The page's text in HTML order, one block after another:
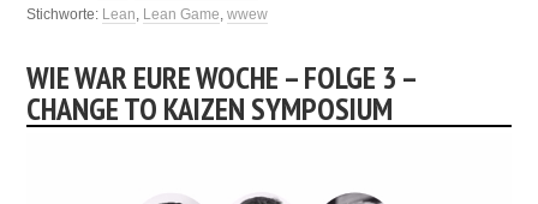
Stichworte: Lean Lean Game ,wwew
WIE WAR EURE WOCHE – FOLGE 3 –
CHANGE TO KAIZEN SYMPOSIUM